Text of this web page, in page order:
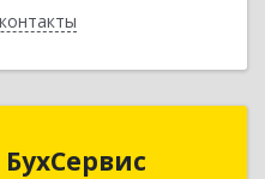
БухСервис